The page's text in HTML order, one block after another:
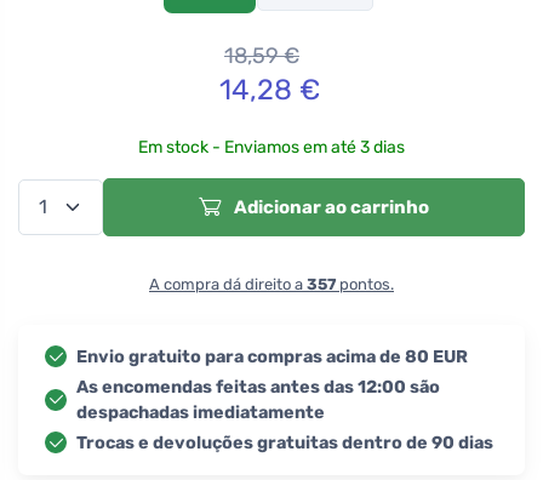
18,59€
14,28 €
Em stock - Enviamos em até 3 dias
Adicionar ao carrinho
A compra dá direito a 357 pontos.
Envio gratuito para compras acima de 80 EUR
As encomendas feitas antes das 12:00 são
despachadas imediatamente
Trocas e devoluções gratuitas dentro de 90 dias